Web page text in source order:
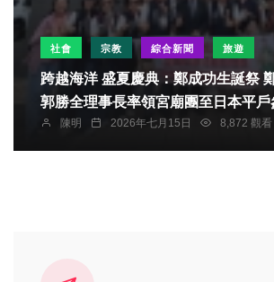
社會 宗教 綜合新聞 旅遊
跨越海洋 盛夏慶典：鄭成功生誕祭
郭勝全理事長率領宮廟團至日本平戶
陳明 2026年七月15日 8,872 觀看